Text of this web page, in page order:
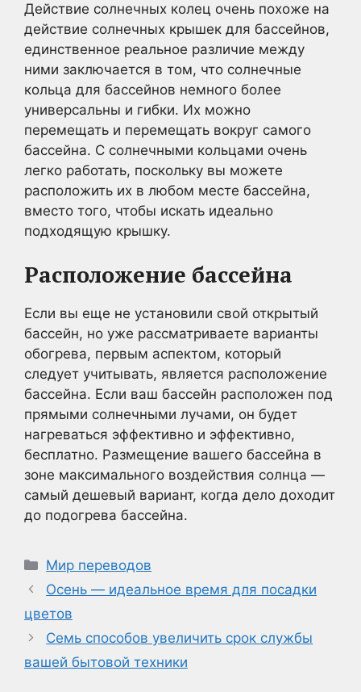
Действие солнечных колец очень похоже на
действие солнечных крышек для бассейнов,
единственное реальное различие между
ними заключается в том, что солнечные
кольца для бассейнов немного более
универсальны и гибки. Их можно
перемещать и перемещать вокруг самого
бассейна. С солнечными кольцами очень
легко работать, поскольку вы можете
расположить их в любом месте бассейна,
вместо того, чтобы искать идеально
подходящую крышку.
Расположение бассейна
Если вы еще не установили свой открытый
бассейн, но уже рассматриваете варианты
обогрева, первым аспектом, который
следует учитывать, является расположение
бассейна. Если ваш бассейн расположен под
прямыми солнечными лучами, он будет
нагреваться эффективно и эффективно,
бесплатно. Размещение вашего бассейна в
зоне максимального воздействия солнца —
самый дешевый вариант, когда дело доходит
до подогрева бассейна.
Рубрики
Мир переводов
Осень — идеальное время для посадки
цветов
Семь способов увеличить срок службы
вашей бытовой техники